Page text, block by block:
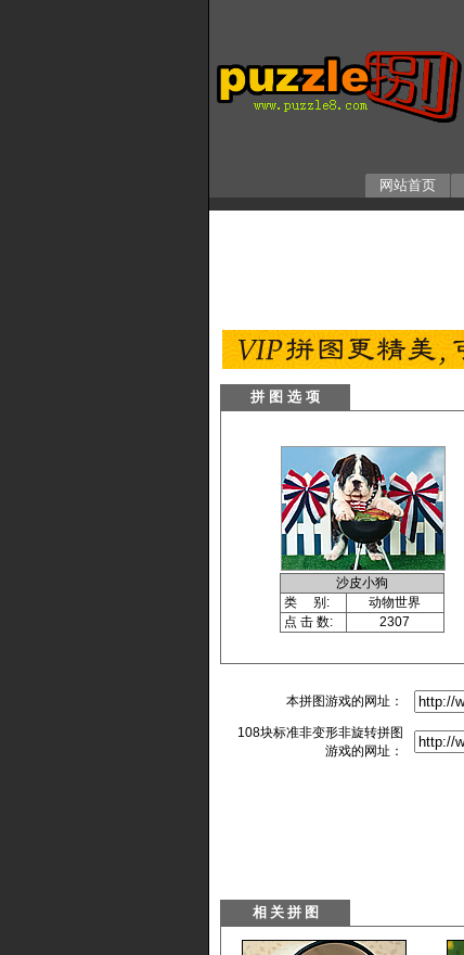
网站首页
拼 图 选 项
沙皮小狗
类 别:
动物世界
点 击 数:
2307
本拼图游戏的网址：
108块标准非变形非旋转拼图
游戏的网址：